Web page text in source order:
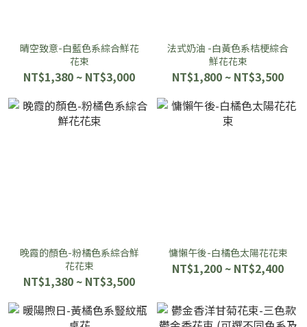
晴空致意-白藍色系綜合鮮花
花束
NT$1,380 ~ NT$3,000
法式奶油 -白黃色系桔梗綜合
鮮花花束
NT$1,800 ~ NT$3,500
晚霞的顏色-粉橘色系綜合鮮
花花束
NT$1,380 ~ NT$3,500
慵懶午後-白橘色太陽花花束
NT$1,200 ~ NT$2,400